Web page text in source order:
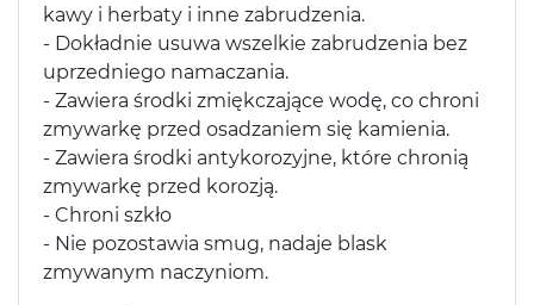
kawy i herbaty i inne zabrudzenia.
- Dokładnie usuwa wszelkie zabrudzenia bez
uprzedniego namaczania.
- Zawiera środki zmiękczające wodę, co chroni
zmywarkę przed osadzaniem się kamienia.
- Zawiera środki antykorozyjne, które chronią
zmywarkę przed korozją.
- Chroni szkło
- Nie pozostawia smug, nadaje blask
zmywanym naczyniom.